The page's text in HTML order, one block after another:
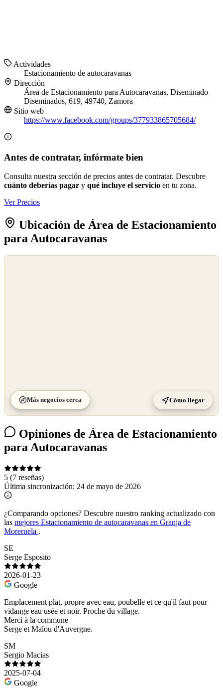
Actividades
Estacionamiento de autocaravanas
Dirección
Área de Estacionamiento para Autocaravanas, Diseminado
Diseminados, 619, 49740, Zamora
Sitio web
https://www.facebook.com/groups/377933865705684/
Antes de contratar, infórmate bien
Consulta nuestra sección de precios antes de contratar. Descubre
cuánto deberías pagar y qué incluye el servicio en tu zona.
Ver Precios
Ubicación de Área de Estacionamiento
para Autocaravanas
Más negocios cerca Cómo llegar
Opiniones de Área de Estacionamiento
para Autocaravanas
5 (7 reseñas)
Última sincronización: 24 de mayo de 2026
¿Comparando opciones? Descubre nuestro ranking actualizado con
las mejores Estacionamiento de autocaravanas en Granja de
Moreruela .
SE
Serge Esposito
2026-01-23
Google
Emplacement plat, propre avec eau, poubelle et ce qu'il faut pour
vidange eau usée et noir. Proche du village.
Merci à la commune
Serge et Malou d'Auvergne.
SM
Sergio Macias
2025-07-04
Google